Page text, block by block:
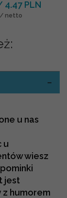
4.47 PLN
netto
u nas
u
wiesz
jest
humorem